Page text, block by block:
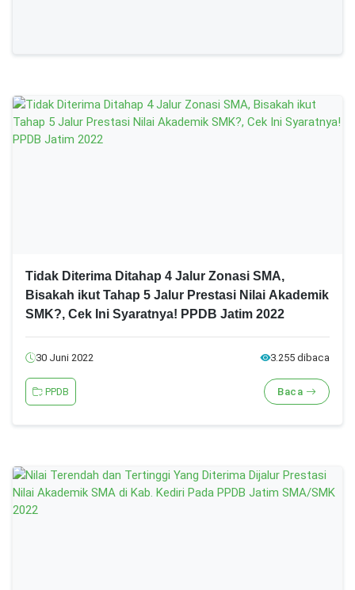
Tidak Diterima Ditahap 4 Jalur Zonasi SMA,
Bisakah ikut Tahap 5 Jalur Prestasi Nilai Akademik
SMK?, Cek Ini Syaratnya! PPDB Jatim 2022
30 Juni 2022 3.255 dibaca
PPDB Baca